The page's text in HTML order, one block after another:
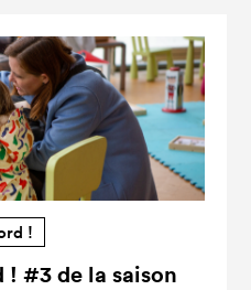
!
! #3 de la saison